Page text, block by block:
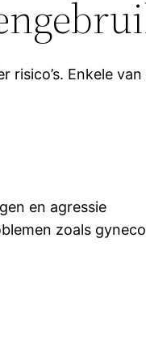
risico’s. Enkele van
en agressie
zoals